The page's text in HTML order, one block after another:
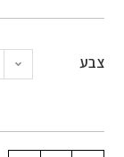
צבע